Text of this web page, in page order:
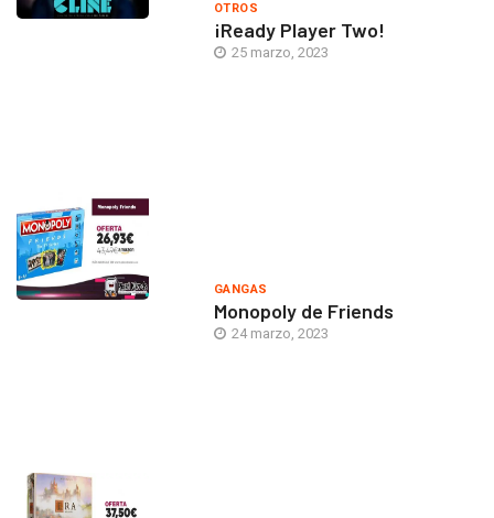
OTROS
¡Ready Player Two!
25 marzo, 2023
GANGAS
Monopoly de Friends
24 marzo, 2023